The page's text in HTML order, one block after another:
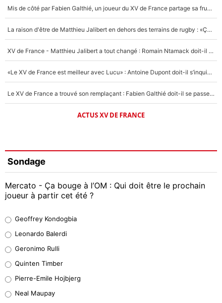
Mis de côté par Fabien Galthié, un joueur du XV de France partage sa frustration : «ils ne me l’ont pas dit tout de suite»
La raison d'être de Matthieu Jalibert en dehors des terrains de rugby : «Ça m'atteint autant que si tu touches à un membre de ma famille»
XV de France - Matthieu Jalibert a tout changé : Romain Ntamack doit-il s’inquiéter pour sa place à un an de la Coupe du monde ?
«Le XV de France est meilleur avec Lucu» : Antoine Dupont doit-il s’inquiéter pour sa place ?
Le XV de France a trouvé son remplaçant : Fabien Galthié doit-il se passer d'Antoine Dupont ?
ACTUS XV DE FRANCE
Sondage
Mercato - Ça bouge à l’OM : Qui doit être le prochain
joueur à partir cet été ?
38%
32%
5%
Geoffrey Kondogbia
Leonardo Balerdi
Geronimo Rulli
Quinten Timber
Pierre-Emile Hojbjerg
Neal Maupay